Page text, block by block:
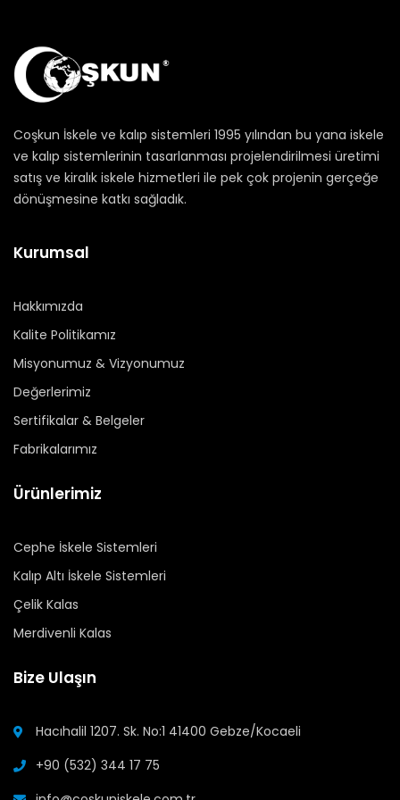
Coşkun İskele ve kalıp sistemleri 1995 yılından bu yana iskele
ve kalıp sistemlerinin tasarlanması projelendirilmesi üretimi
satış ve kiralık iskele hizmetleri ile pek çok projenin gerçeğe
dönüşmesine katkı sağladık.
Kurumsal
Hakkımızda
Kalite Politikamız
Misyonumuz & Vizyonumuz
Değerlerimiz
Sertifikalar & Belgeler
Fabrikalarımız
Ürünlerimiz
Cephe İskele Sistemleri
Kalıp Altı İskele Sistemleri
Çelik Kalas
Merdivenli Kalas
Bize Ulaşın
Hacıhalil 1207. Sk. No:1 41400 Gebze/Kocaeli
+90 (532) 344 17 75